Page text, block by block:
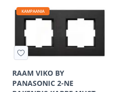
KAMPAANIA
RAAM VIKO BY
PANASONIC 2-NE